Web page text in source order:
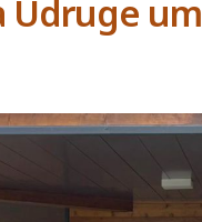
Udruge